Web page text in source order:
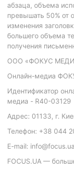
абзаца, объема
превышать 50% от
изменения
большего объема
получения
ООО «ФОКУС
Онлайн-медиа
Идентификатор
медиа - R40-03129
Адрес: 01133, г.
Телефон: +38 044
E-mail: info@focus.ua
FOCUS.UA —